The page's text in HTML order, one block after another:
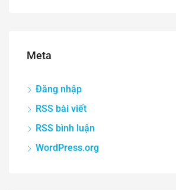
Meta
Đăng nhập
RSS bài viết
RSS bình luận
WordPress.org